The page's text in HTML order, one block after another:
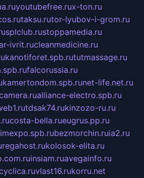
youtubefree.rux-ton.ru
taksu.rutor-lyubov-i-grom.ru
splclub.rustoppamedia.ru
ivrit.rucleanmedicine.ru
kanotiforet.spb.rututmassage.ru
falcorussia.ru
kamertondom.spb.runet-life.net.ru
alliance-electro.spb.ru
tdsak74.rukinzozo-ru.ru
costa-bella.rueugrus.pp.ru
bezmorchin.ruia2.ru
regahost.rukolosok-elita.ru
insiam.ruavegainfo.ru
vlast16.rukorru.net